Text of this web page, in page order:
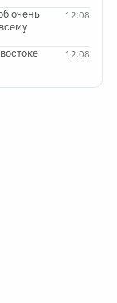
12:08
очень
12:08